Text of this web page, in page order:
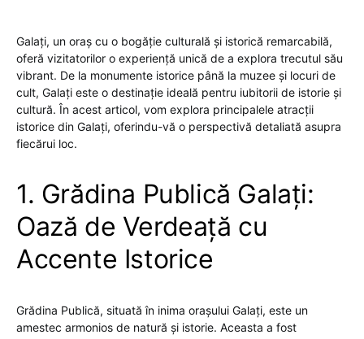
Galați, un oraș cu o bogăție culturală și istorică remarcabilă,
oferă vizitatorilor o experiență unică de a explora trecutul său
vibrant. De la monumente istorice până la muzee și locuri de
cult, Galați este o destinație ideală pentru iubitorii de istorie și
cultură. În acest articol, vom explora principalele atracții
istorice din Galați, oferindu-vă o perspectivă detaliată asupra
fiecărui loc.
1. Grădina Publică Galați:
Oază de Verdeață cu
Accente Istorice
Grădina Publică, situată în inima orașului Galați, este un
amestec armonios de natură și istorie. Aceasta a fost